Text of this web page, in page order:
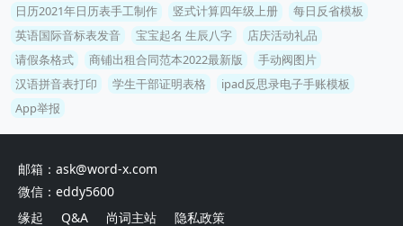
日历2021年日历表手工制作
竖式计算四年级上册
每日反省模板
英语国际音标表发音
宝宝起名 生辰八字
店庆活动礼品
请假条格式
商铺出租合同范本2022最新版
手动阀图片
汉语拼音表打印
学生干部证明表格
ipad反思录电子手账模板
App举报
邮箱：ask@word-x.com
微信：eddy5600
缘起
Q&A 尚词主站 隐私政策